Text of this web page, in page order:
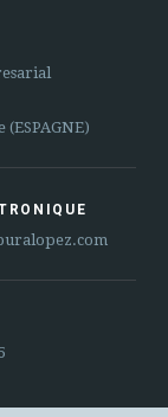
(ESPAGNE)